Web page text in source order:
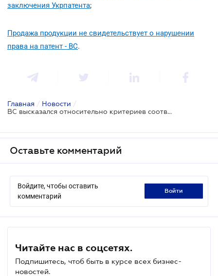
заключения Укрпатента;
Продажа продукции не свидетельствует о нарушении
права на патент - ВС.
Главная / Новости /
ВС высказался относительно критериев соответствия изобретения условиям патентоспособности
Оставьте комментарий
Войдите, чтобы оставить
комментарий
войти
Читайте нас в соцсетях.
Подпишитесь, чтоб быть в курсе всех бизнес-
новостей.